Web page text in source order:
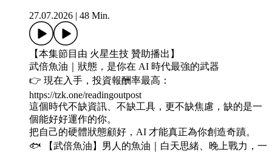
27.07.2026 48 Min.
【本集節目由 火星生技 贊助播出】
武倍魚油｜狀態，是你在 AI 時代最強的武器
👉 現在入手，投資報酬率最高：
https://tzk.one/readingoutpost
這個時代不缺資訊、不缺工具，更不缺焦慮，缺的是一
個能好好運作的你。
把自己的硬體狀態顧好，AI 才能真正為你創造奇蹟。
🐟 【武倍魚油】男人的魚油｜白天思緒、晚上戰力，一